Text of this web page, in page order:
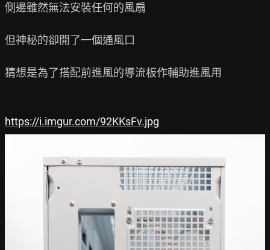
側邊雖然無法安裝任何的風扇
但神秘的卻開了一個通風口
猜想是為了搭配前進風的導流板作輔助進風用
https://i.imgur.com/92KKsFv.jpg